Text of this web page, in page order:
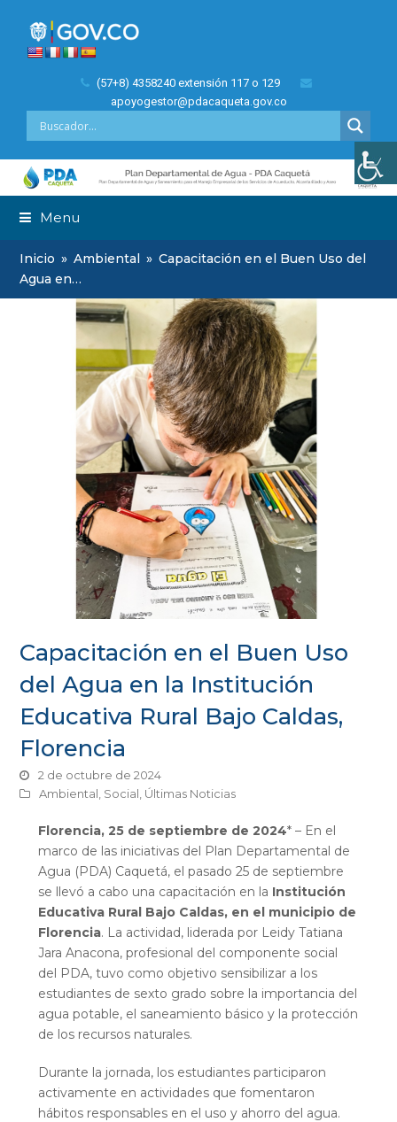
(57+8) 4358240 extensión 117 o 129
apoyogestor@pdacaqueta.gov.co
Menu
Inicio » Ambiental » Capacitación en el Buen Uso del
Agua en…
Capacitación en el Buen Uso
del Agua en la Institución
Educativa Rural Bajo Caldas,
Florencia
2 de octubre de 2024
Ambiental Social Últimas Noticias
Florencia, 25 de septiembre de 2024* – En el
marco de las iniciativas del Plan Departamental de
Agua (PDA) Caquetá, el pasado 25 de septiembre
se llevó a cabo una capacitación en la Institución
Educativa Rural Bajo Caldas, en el municipio de
Florencia. La actividad, liderada por Leidy Tatiana
Jara Anacona, profesional del componente social
del PDA, tuvo como objetivo sensibilizar a los
estudiantes de sexto grado sobre la importancia del
agua potable, el saneamiento básico y la protección
de los recursos naturales.
Durante la jornada, los estudiantes participaron
activamente en actividades que fomentaron
hábitos responsables en el uso y ahorro del agua.